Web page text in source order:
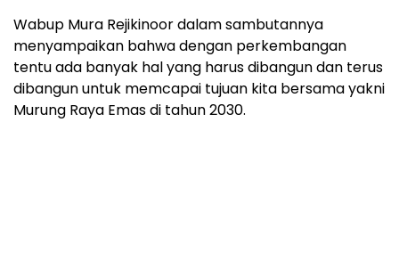
Wabup Mura Rejikinoor dalam sambutannya
menyampaikan bahwa dengan perkembangan
tentu ada banyak hal yang harus dibangun dan terus
dibangun untuk memcapai tujuan kita bersama yakni
Murung Raya Emas di tahun 2030.